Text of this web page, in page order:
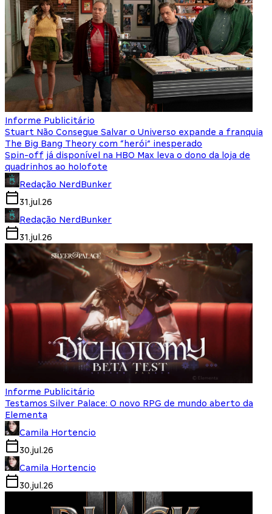
Informe Publicitário
Stuart Não Consegue Salvar o Universo expande a franquia
The Big Bang Theory com “herói” inesperado
Spin-off já disponível na HBO Max leva o dono da loja de
quadrinhos ao holofote
Redação NerdBunker
31.jul.26
Redação NerdBunker
31.jul.26
Informe Publicitário
Testamos Silver Palace: O novo RPG de mundo aberto da
Elementa
Camila Hortencio
30.jul.26
Camila Hortencio
30.jul.26